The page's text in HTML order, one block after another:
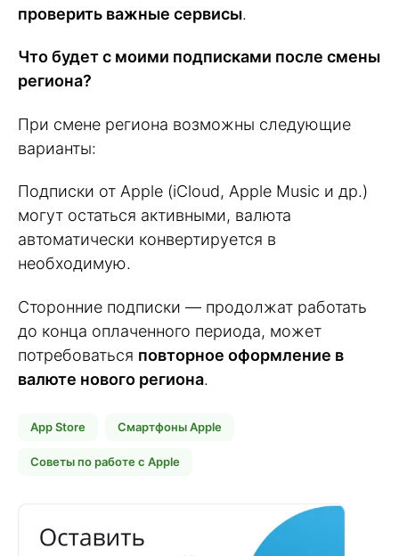
проверить важные сервисы.
Что будет с моими подписками после смены
региона?
При смене региона возможны следующие
варианты:
Подписки от Apple (iCloud, Apple Music и др.)
могут остаться активными, валюта
автоматически конвертируется в
необходимую.
Сторонние подписки — продолжат работать
до конца оплаченного периода, может
потребоваться повторное оформление в
валюте нового региона.
App Store Смартфоны Apple
Советы по работе с Apple